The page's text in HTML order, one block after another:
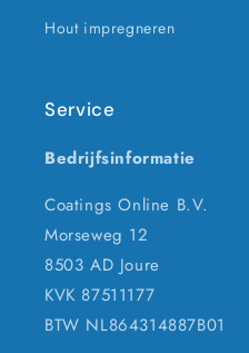
Hout impregneren
Service
Bedrijfsinformatie
Coatings Online B.V.
Morseweg 12
8503 AD Joure
KVK 87511177
BTW NL864314887B01